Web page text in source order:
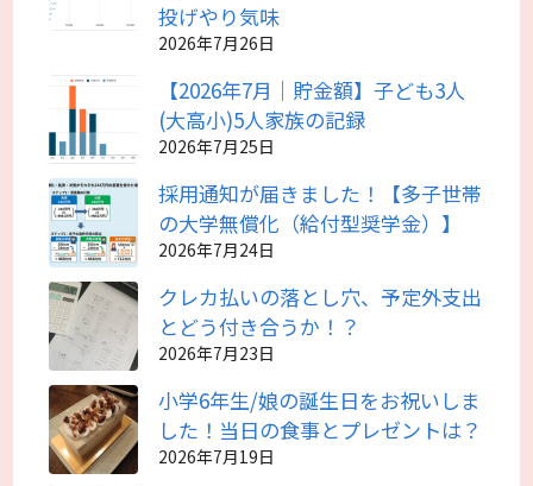
投げやり気味
2026年7月26日
【2026年7月｜貯金額】子ども3人
(大高小)5人家族の記録
2026年7月25日
採用通知が届きました！【多子世帯
の大学無償化（給付型奨学金）】
2026年7月24日
クレカ払いの落とし穴、予定外支出
とどう付き合うか！？
2026年7月23日
小学6年生/娘の誕生日をお祝いしま
した！当日の食事とプレゼントは？
2026年7月19日